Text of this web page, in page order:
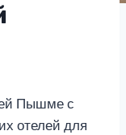
Пышме с
отелей для